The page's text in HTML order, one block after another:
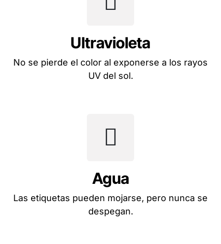
Ultravioleta
No se pierde el color al exponerse a los rayos
UV del sol.
Agua
Las etiquetas pueden mojarse, pero nunca se
despegan.